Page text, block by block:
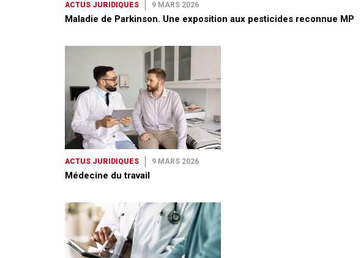
ACTUS JURIDIQUES 9 MARS 2026
Maladie de Parkinson. Une exposition aux pesticides reconnue MP
ACTUS JURIDIQUES 9 MARS 2026
Médecine du travail